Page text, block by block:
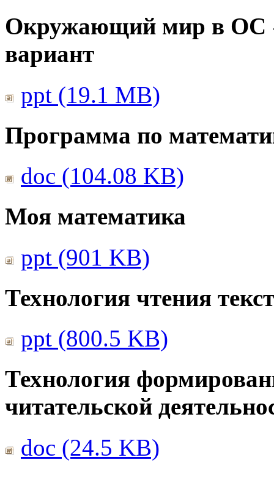
Окружающий мир в ОС
вариант
ppt (19.1 MB)
Программа по
doc (104.08 KB)
Моя математика
ppt (901 KB)
Технология чтения
ppt (800.5 KB)
Технология
читательской
doc (24.5 KB)